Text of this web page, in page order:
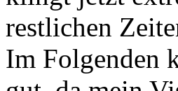
restlichen
Im Folgenden